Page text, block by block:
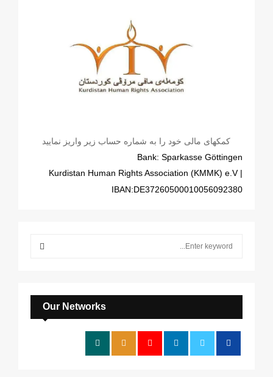
کمکهای مالی خود را به شماره حساب زیر واریز نمایید
Bank: Sparkasse Göttingen
| Kurdistan Human Rights Association (KMMK) e.V
IBAN:DE37260500010056092380
f
o
:
E
A
Our Networks